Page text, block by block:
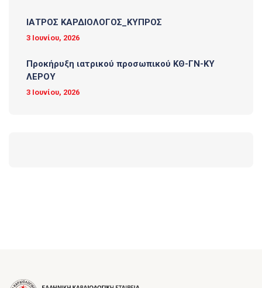
ΙΑΤΡΟΣ ΚΑΡΔΙΟΛΟΓΟΣ_ΚΥΠΡΟΣ
3 Ιουνίου, 2026
Προκήρυξη ιατρικού προσωπικού ΚΘ-ΓΝ-ΚΥ
ΛΕΡΟΥ
3 Ιουνίου, 2026